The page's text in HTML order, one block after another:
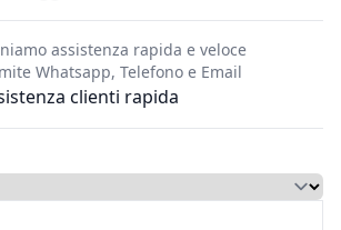
clienti rapida
assistenza rapida e veloce
Whatsapp, Telefono e Email